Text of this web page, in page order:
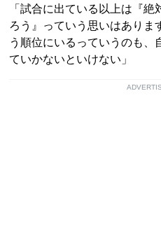
「試合に出ている以上は『
ろう』っていう思いはありま
う順位にいるっていうのも、
ていかないといけない」